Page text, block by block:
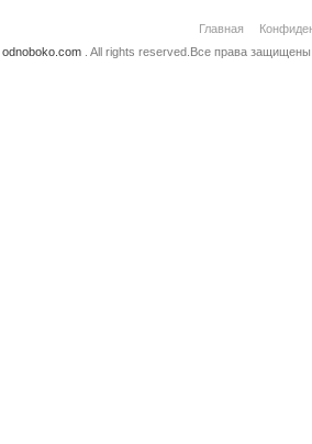
Главная
odnoboko.com. All rights reserved.Все права защищены.